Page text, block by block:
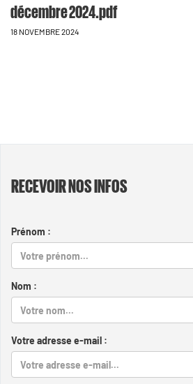
décembre 2024.pdf
18 NOVEMBRE 2024
RECEVOIR NOS INFOS
Prénom :
Nom :
Votre adresse e-mail :